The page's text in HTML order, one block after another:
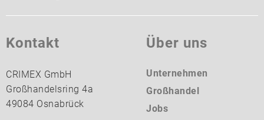
Kontakt
CRIMEX GmbH
Großhandelsring 4a
49084 Osnabrück
Über uns
Unternehmen
Großhandel
Jobs